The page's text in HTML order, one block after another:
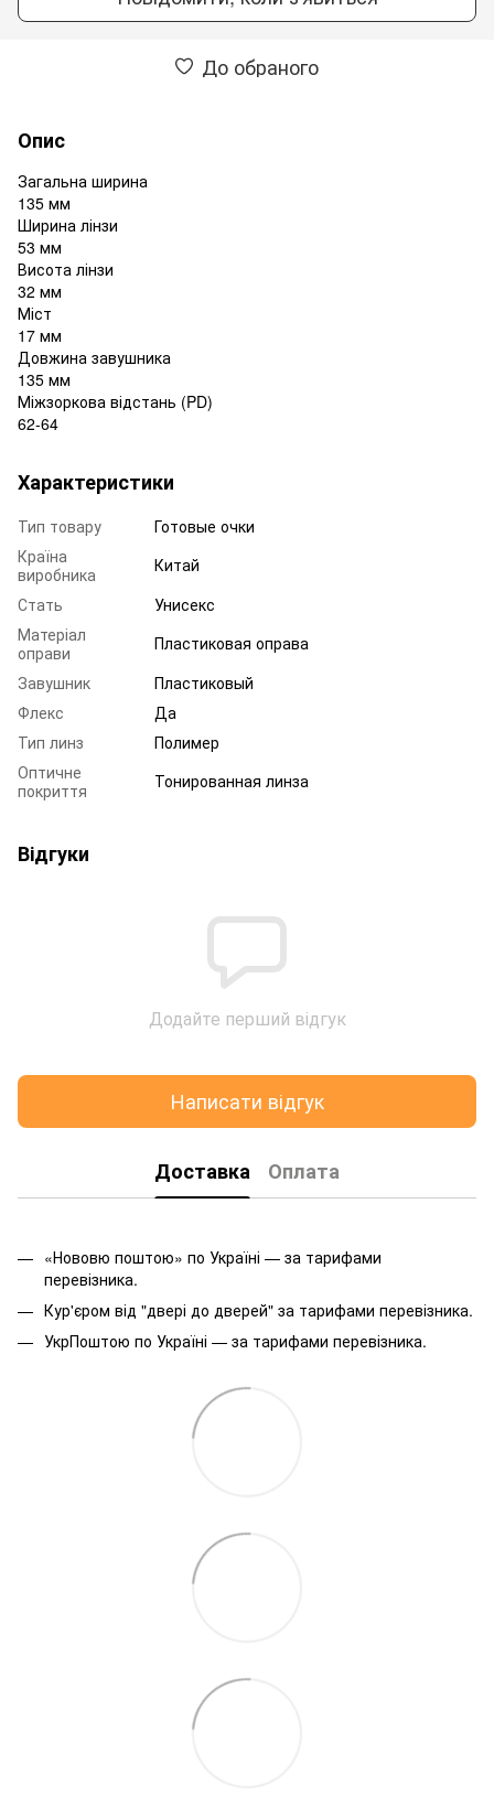
До обраного
Опис
Загальна ширина
135 мм
Ширина лінзи
53 мм
Висота лінзи
32 мм
Міст
17 мм
Довжина завушника
135 мм
Міжзоркова відстань (PD)
62-64
Характеристики
Тип товару
Готовые очки
Країна
виробника
Китай
Стать
Унисекс
Матеріал
оправи
Пластиковая оправа
Завушник
Пластиковый
Флекс
Да
Тип линз
Полимер
Оптичне
покриття
Тонированная линза
Відгуки
Додайте перший відгук
Написати відгук
Доставка Оплата
«Нововю поштою» по Україні — за тарифами
перевізника.
Кур'єром від "двері до дверей" за тарифами перевізника.
УкрПоштою по Україні — за тарифами перевізника.